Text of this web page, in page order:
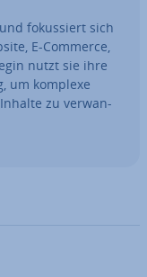
fo­kus­siert sich
E-Commerce,
nutzt sie ihre
um komplexe
zu ver­wan­